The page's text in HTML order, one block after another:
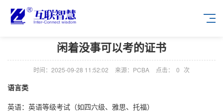
闲着没事可以考的证书
时间：2025-09-28 11:52:02 来源：PCBA 点击： 0 次
语言类
英语：英语等级考试（如四六级、雅思、托福）